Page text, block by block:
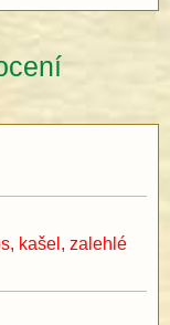
kašel, zalehlé